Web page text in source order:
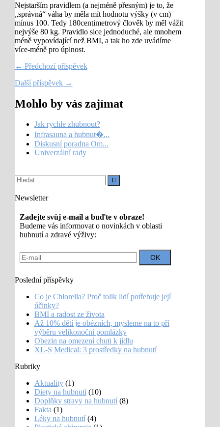
Nejstarším pravidlem (a nejméně přesným) je to, že
„správná“ váha by měla mít hodnotu výšky (v cm)
mínus 100. Tedy 180centimetrový člověk by měl vážit
nejvýše 80 kg. Pravidlo sice jednoduché, ale mnohem
méně vypovídající než BMI, a tak ho zde uvádíme
více-méně pro úplnost.
← Předchozí příspěvek
Další příspěvek →
Mohlo by vás zajímat
Jak rychle zhubnout?
Infrasauna a hubnut�...
Diskusní poradna Om...
Univerzální rady
Newsletter
Zadejte svůj e-mail a buďte v obraze!
Budeme vás informovat o novinkách v oblasti
hubnutí a zdravé výživy:
Poslední příspěvky
Co je Chlorella? Proč tolik lidí potřebuje její
účinky?
BMI a radost ze života
Až 10% dětí je obézních, mysleme na to pří
výběru velikonoční pomlázky
Obezin na omezení chuti k jídlu
XL-S Medical: 3 prostředky na hubnutí
Rubriky
Aktuality(1)
Diety na hubnutí(10)
Doplňky stravy na hubnutí(8)
Fakta(1)
Léky na hubnutí(4)